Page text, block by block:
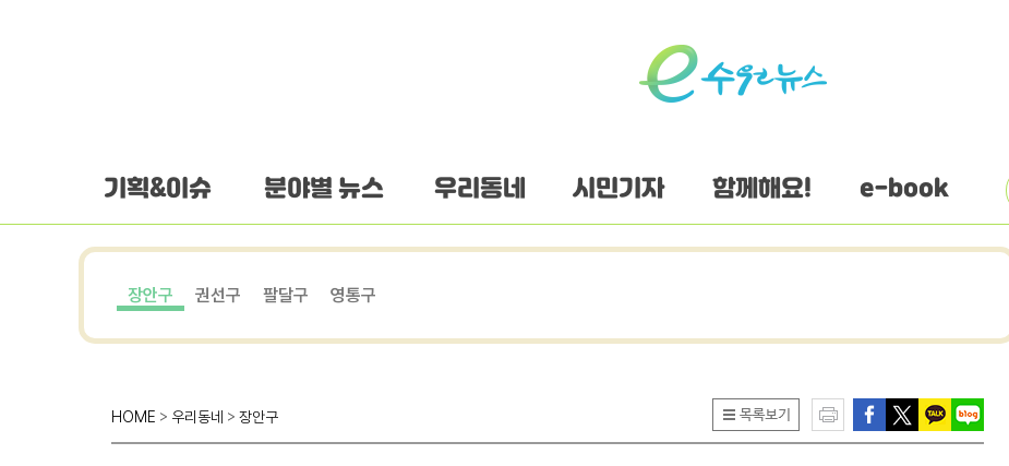
기획&이슈 분야별 뉴스 우리동네 시민기자 함께해요! e-book
장안구 권선구 팔달구 영통구
HOME > 우리동네 > 장안구